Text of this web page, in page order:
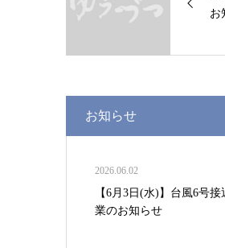
お
お知らせ
2026.06.02
【6月3日(水)】台風6号
業のお知らせ